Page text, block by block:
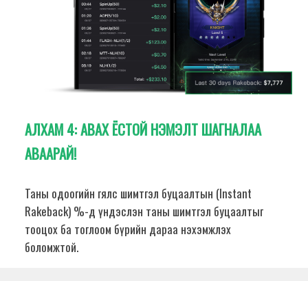
АЛХАМ 4:АВАХ ЁСТОЙ НЭМЭЛТ ШАГНАЛАА
АВААРАЙ!
Таны одоогийн гялс шимтгэл буцаалтын (Instant
Rakeback) %-д үндэслэн таны шимтгэл буцаалтыг
тооцох ба тоглоом бүрийн дараа нэхэмжлэх
боломжтой.